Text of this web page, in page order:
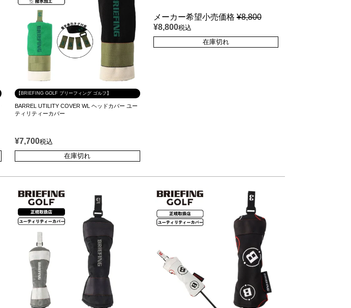
【BRIEFING GOLF ブリーフィング ゴルフ】
BARREL UTILITY COVER WL ヘッドカバー ユー
ティリティーカバー
¥7,700税込
在庫切れ
メーカー希望小売価格 ¥8,800
¥8,800税込
在庫切れ